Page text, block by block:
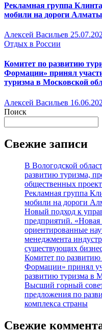
Рекламная группа
мобили на дороги Алматы
Алексей Васильев
Отдых в России
Комитет по развитию
Формации» принял
туризма в Московской
Алексей Васильев
Поиск
Свежие записи
В Вологодской
развитию туризма,
общественных
Рекламная группа
мобили на дороги
Новый подход к
предприятий.
ориентированные
менеджмента
существующих
Комитет по
Формации» принял
развитию туризма в
Высший горный
предложения по
комплекса страны
Свежие